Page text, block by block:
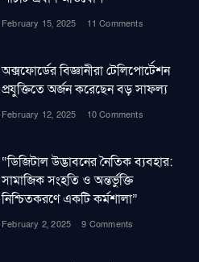
February 15, 2025 11 Comments
অক্সফোর্ডের বিজ্ঞানীরা টেলিপোর্টেশন
প্রযুক্তিতে অর্জন করেছেন বড় সাফল্য
February 12, 2025 10 Comments
“ডিজিটাল উদ্ভাবনের নৈতিক ব্যবহার:
সামাজিক সংহতি ও অন্তর্ভুক্তি
নিশ্চিতকরণে একটি কর্মশালা”
February 2, 2025 9 Comments